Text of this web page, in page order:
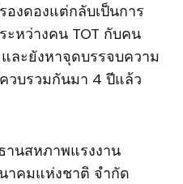
องดองแต่กลับเป็นการ
หว่างคน TOT กับคน
ละยังหาจุดบรรจบความ
วบรวมกันมา 4 ปีแล้ว
านสหภาพแรงงาน
าคมแห่งชาติ จำกัด